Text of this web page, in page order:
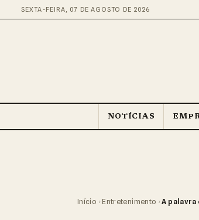
SEXTA-FEIRA, 07 DE AGOSTO DE 2026
NOTÍCIAS
Início › Entretenimento › A